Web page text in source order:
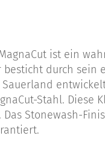
ist ein
besticht durch
Stahl.
Stonewash-